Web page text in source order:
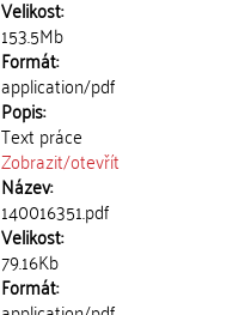
Velikost:
153.5Mb
Formát:
application/pdf
Popis:
Text práce
Zobrazit/otevřít
Název:
140016351.pdf
Velikost:
79.16Kb
Formát: